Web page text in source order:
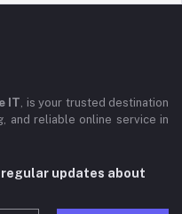
IT , is your trusted destination
and reliable online service in
updates about